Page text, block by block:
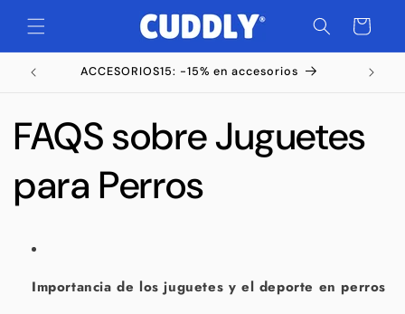
para o
conteúdo
Carrinho
ACCESORIOS15: -15% en accesorios
FAQS sobre Juguetes
para Perros
Importancia de los juguetes y el deporte en perros